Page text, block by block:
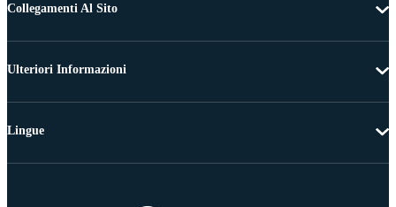
Collegamenti Al Sito
Ulteriori Informazioni
Lingue